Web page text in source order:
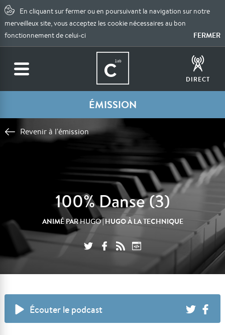
En cliquant sur fermer ou en poursuivant la navigation sur notre
merveilleux site, vous acceptez les cookie nécessaires au bon
fonctionnement de celui-ci
FERMER
DIRECT
ÉMISSION
Revenir à l'émission
100% Danse (3)
ANIMÉ PARHUGO| HUGO À LA TECHNIQUE
Écouter le podcast